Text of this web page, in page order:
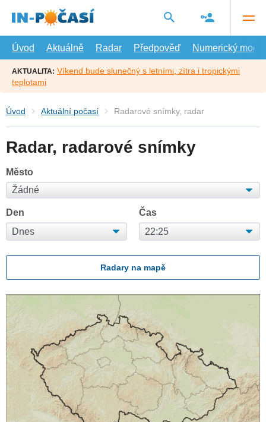
hlavní
Úvod
Aktuálně Radar Předpověď Numerický model
AKTUALITA: Víkend bude slunečný s letními, zítra i tropickými
teplotami
Úvod Aktuální počasí Radarové snímky, radar
Radar, radarové snímky
Město
Den Čas
Radary na mapě